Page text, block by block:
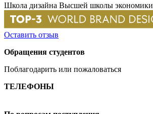
Школа дизайна Высшей школы экономики
Оставить отзыв
Обращения студентов
Поблагодарить или пожаловаться
ТЕЛЕФОНЫ